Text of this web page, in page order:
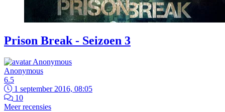
Prison Break - Seizoen 3
Anonymous
6.5
1 september 2016, 08:05
10
Meer recensies